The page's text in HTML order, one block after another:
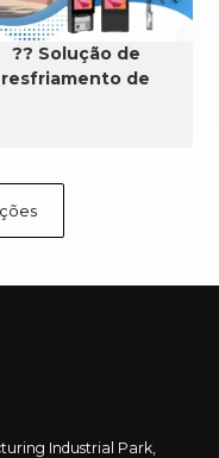
?? Solução de
resfriamento de
Industrial Park,